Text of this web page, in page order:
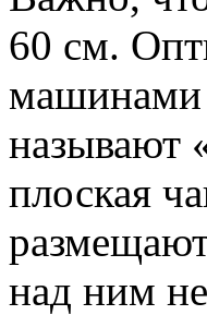
60 см.
машинами
называют
плоская
над ним